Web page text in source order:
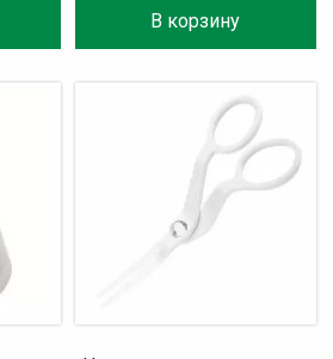
В корзину